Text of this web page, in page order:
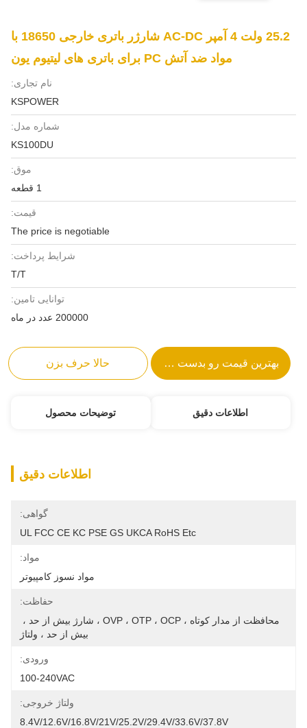
25.2 ولت 4 آمپر AC-DC شارژر باتری خارجی 18650 با
مواد ضد آتش PC برای باتری های لیتیوم یون
نام تجاری:
KSPOWER
شماره مدل:
KS100DU
موق:
1 قطعه
قیمت:
The price is negotiable
شرایط پرداخت:
T/T
توانایی تامین:
200000 عدد در ماه
بهترین قیمت رو بدست بیار حالا حرف بزن
اطلاعات دقیق توضیحات محصول
اطلاعات دقیق
گواهی:
UL FCC CE KC PSE GS UKCA RoHS Etc
مواد:
مواد نسوز کامپیوتر
حفاظت:
بیش از حد ، ولتاژ
ورودی:
100-240VAC
ولتاژ خروجی:
8.4V/12.6V/16.8V/21V/25.2V/29.4V/33.6V/37.8V